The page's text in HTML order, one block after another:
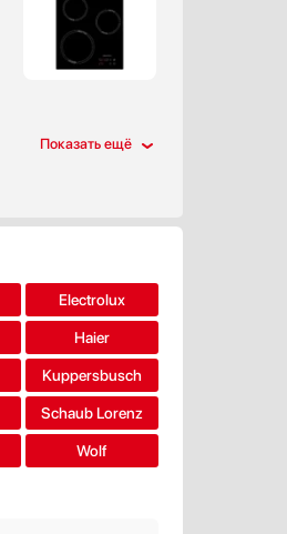
Electrolux
Haier
Kuppersbusch
Schaub Lorenz
Wolf